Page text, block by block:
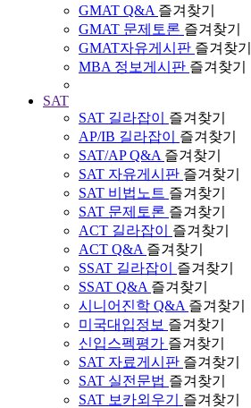
GMAT Q&A 즐겨찾기
GMAT 문제토론 즐겨찾기
GMAT자유게시판 즐겨찾기
MBA 정보게시판 즐겨찾기
SAT
SAT 길라잡이
즐겨찾기
AP/IB 길라잡이
즐겨찾기
SAT/AP Q&A 즐겨찾기
SAT 자유게시판 즐겨찾기
SAT 비법노트 즐겨찾기
SAT 문제토론 즐겨찾기
ACT 길라잡이
즐겨찾기
ACT Q&A 즐겨찾기
SSAT 길라잡이
즐겨찾기
SSAT Q&A 즐겨찾기
시니어진학 Q&A 즐겨찾기
미국대입정보 즐겨찾기
신입스펙평가 즐겨찾기
SAT 자료게시판 즐겨찾기
SAT 실전문법 즐겨찾기
SAT 보카외우기
즐겨찾기